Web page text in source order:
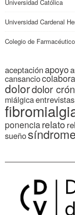
Universidad Católica
Universidad Cardenal
Colegio de
aceptaciónapoyo
cansancio
dolordolor
miálgica
ponenciarelato
sueño